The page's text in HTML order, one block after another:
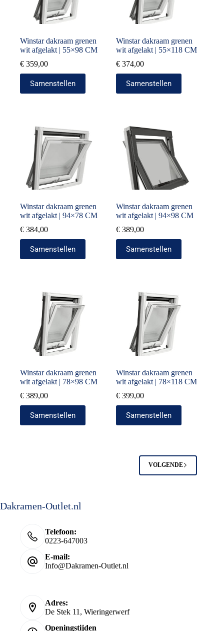
Winstar dakraam grenen
wit afgelakt | 55×98 CM
€ 359,00
Samenstellen
Winstar dakraam grenen
wit afgelakt | 55×118 CM
€ 374,00
Samenstellen
Winstar dakraam grenen
wit afgelakt | 94×78 CM
€ 384,00
Samenstellen
Winstar dakraam grenen
wit afgelakt | 94×98 CM
€ 389,00
Samenstellen
Winstar dakraam grenen
wit afgelakt | 78×98 CM
€ 389,00
Samenstellen
Winstar dakraam grenen
wit afgelakt | 78×118 CM
€ 399,00
Samenstellen
VOLGENDE
Dakramen-Outlet.nl
Telefoon:
0223-647003
E-mail:
Info@Dakramen-Outlet.nl
Adres:
De Stek 11, Wieringerwerf
Openingstijden